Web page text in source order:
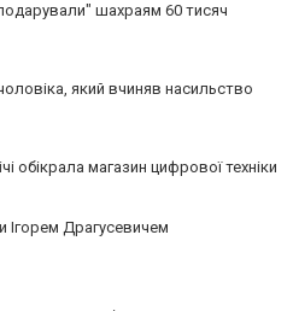
шахраям 60 тисяч
який вчиняв насильство
обікрала магазин цифрової техніки
Ігорем Драгусевичем